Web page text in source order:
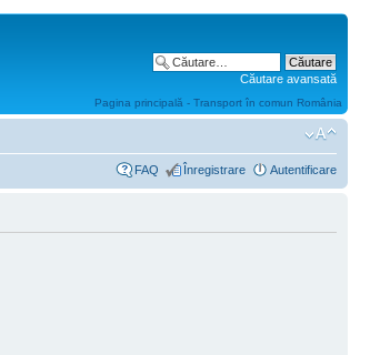
Căutare avansată
Pagina principală - Transport în comun România
FAQ Înregistrare Autentificare